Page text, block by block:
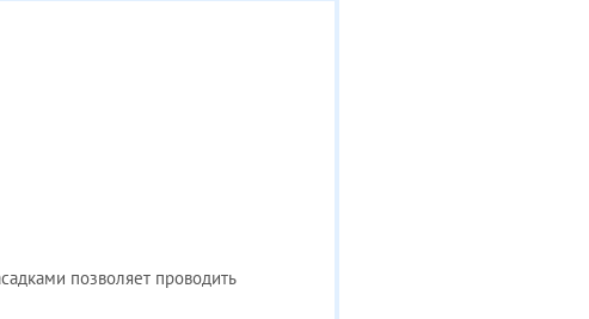
позволяет проводить